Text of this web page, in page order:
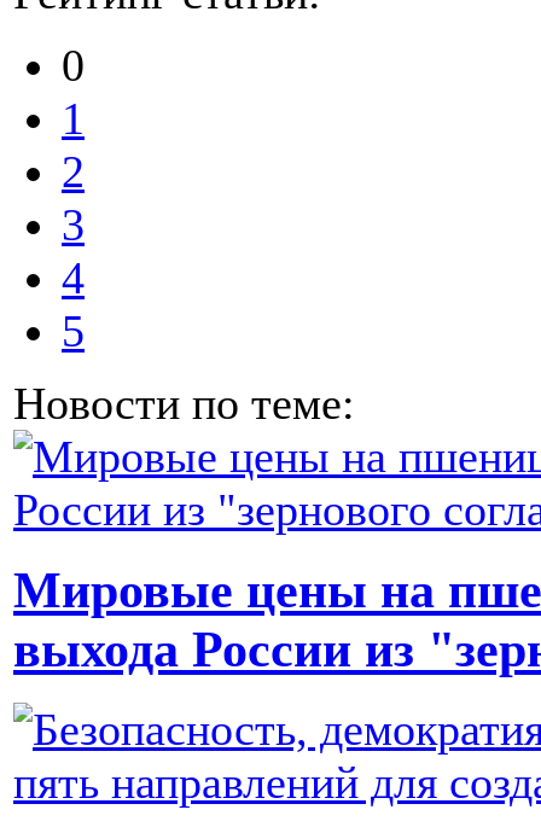
0
1
2
3
4
5
Новости по теме:
Мировые цены на
выхода России из